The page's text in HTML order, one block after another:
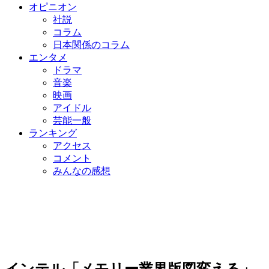
オピニオン
社説
コラム
日本関係のコラム
エンタメ
ドラマ
音楽
映画
アイドル
芸能一般
ランキング
アクセス
コメント
みんなの感想